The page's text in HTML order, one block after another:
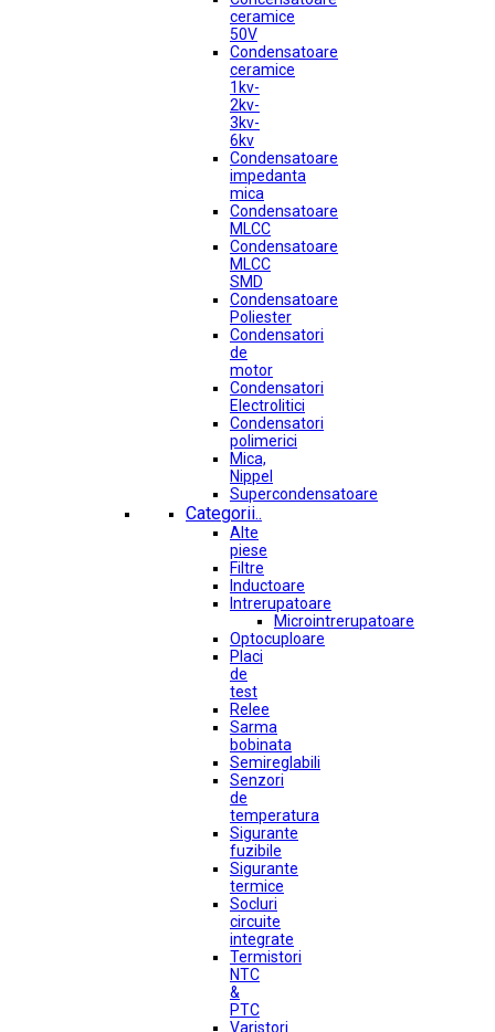
ceramice
50V
Condensatoare
ceramice
1kv-
2kv-
3kv-
6kv
Condensatoare
impedanta
mica
Condensatoare
MLCC
Condensatoare
MLCC
SMD
Condensatoare
Poliester
Condensatori
de
motor
Condensatori
Electrolitici
Condensatori
polimerici
Mica,
Nippel
Supercondensatoare
Categorii..
Alte
piese
Filtre
Inductoare
Intrerupatoare
Microintrerupatoare
Optocuploare
Placi
de
test
Relee
Sarma
bobinata
Semireglabili
Senzori
de
temperatura
Sigurante
fuzibile
Sigurante
termice
Socluri
circuite
integrate
Termistori
NTC
&
PTC
Varistori